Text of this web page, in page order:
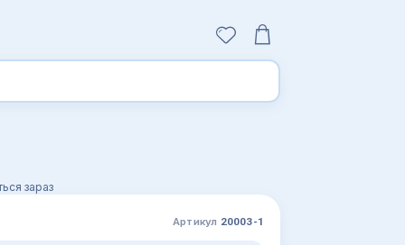
зараз
Артикул 20003-1